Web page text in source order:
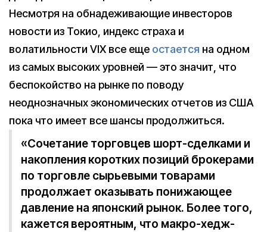
Несмотря на обнадеживающие инвесторов
новости из Токио, индекс страха и
волатильности VIX все еще остается на одном
из самых высоких уровней — это значит, что
беспокойство на рынке по поводу
неоднозначных экономических отчетов из США
пока что имеет все шансы продолжиться.
«Сочетание торговцев шорт-сделками и
накопления коротких позиций брокерами
по торговле сырьевыми товарами
продолжает оказывать понижающее
давление на японский рынок. Более того,
кажется вероятным, что макро-хедж-